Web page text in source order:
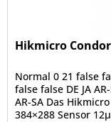
Hikmicro Condor
Normal 0 21 false
false false DE JA
AR-SA Das
384×288 Sensor